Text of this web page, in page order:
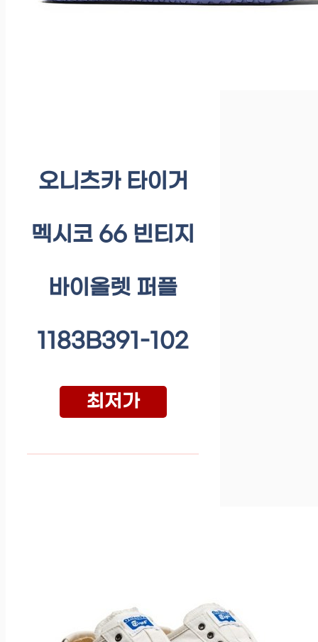
오니츠카 타이거
멕시코 66 빈티지
바이올렛 퍼플
1183B391-102
최저가